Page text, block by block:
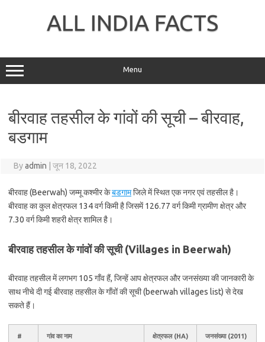
ALL INDIA FACTS
Menu
बीरवाह तहसील के गांवों की सूची – बीरवाह,
बडगाम
Byadmin जून 18, 2022
बीरवाह (Beerwah) जम्मू कश्मीर केबडगामजिले में स्थित एक नगर एवं तहसील है।
बीरवाह का कुल क्षेत्रफल 134 वर्ग किमी है जिसमें 126.77 वर्ग किमी ग्रामीण क्षेत्र और
7.30 वर्ग किमी शहरी क्षेत्र शामिल है।
बीरवाह तहसील के गांवों की सूची (Villages in Beerwah)
बीरवाह तहसील में लगभग 105 गाँव हैं, जिन्हें आप क्षेत्रफल और जनसंख्या की जानकारी के
साथ नीचे दी गई बीरवाह तहसील के गाँवों की सूची (beerwah villages list) से देख
सकते हैं।
# गांव का नाम क्षेत्रफल (HA) जनसंख्या (2011)